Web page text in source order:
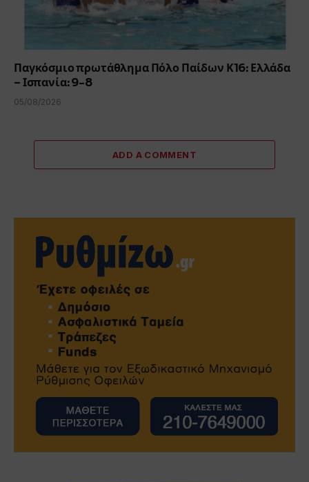
Παγκόσμιο πρωτάθλημα Πόλο Παίδων Κ16: Ελλάδα
– Ισπανία: 9-8
05/08/2026
ADD A COMMENT